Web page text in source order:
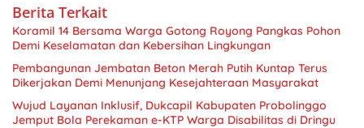
Berita Terkait
Koramil 14 Bersama Warga Gotong Royong Pangkas Pohon
Demi Keselamatan dan Kebersihan Lingkungan
Pembangunan Jembatan Beton Merah Putih Kuntap Terus
Dikerjakan Demi Menunjang Kesejahteraan Masyarakat
Wujud Layanan Inklusif, Dukcapil Kabupaten Probolinggo
Jemput Bola Perekaman e-KTP Warga Disabilitas di Dringu